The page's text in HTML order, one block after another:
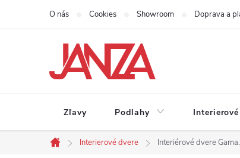
Prejsť na obsah
O nás Cookies Showroom Doprava a
Zľavy Podlahy
Domov
Interierové dvere Interiérové dvere